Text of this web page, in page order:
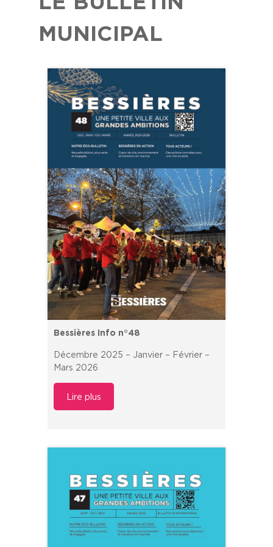
MUNICIPAL
Bessières Info n°48
Décembre 2025 – Janvier – Février –
Mars 2026
Lire plus